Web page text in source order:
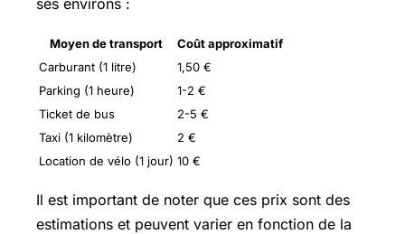
ses environs :
Moyen de transport
Coût approximatif
Carburant (1 litre)
1,50 €
Parking (1 heure)
1-2 €
Ticket de bus
2-5 €
Taxi (1 kilomètre)
2 €
Location de vélo (1 jour) 10 €
Il est important de noter que ces prix sont des
estimations et peuvent varier en fonction de la